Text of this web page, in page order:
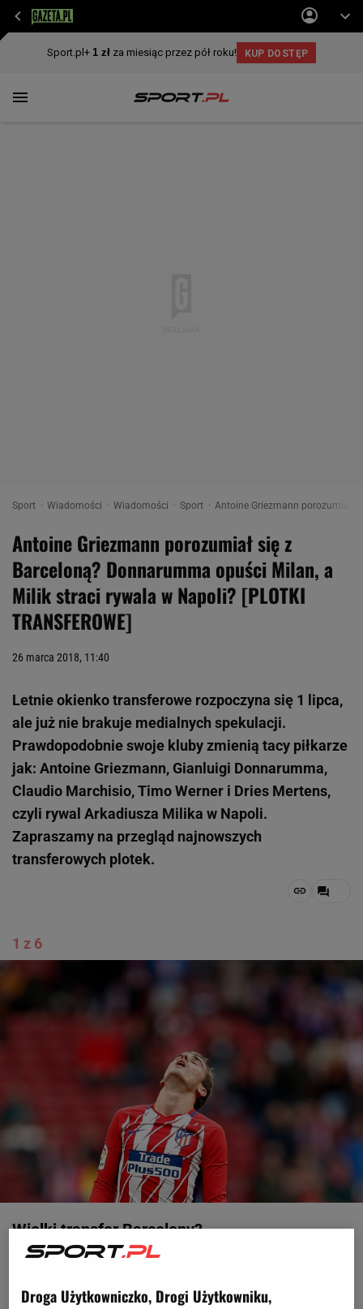
Sport Wiadomości Wiadomości Sport Antoine Griezmann porozumiał
Antoine Griezmann porozumiał się z
Barceloną? Donnarumma opuści Milan, a
Milik straci rywala w Napoli? [PLOTKI
TRANSFEROWE]
26 marca 2018, 11:40
Letnie okienko transferowe rozpoczyna się 1 lipca,
ale już nie brakuje medialnych spekulacji.
Prawdopodobnie swoje kluby zmienią tacy piłkarze
jak: Antoine Griezmann, Gianluigi Donnarumma,
Claudio Marchisio, Timo Werner i Dries Mertens,
czyli rywal Arkadiusza Milika w Napoli.
Zapraszamy na przegląd najnowszych
transferowych plotek.
1 z 6
Wielki transfer Barcelony?
mówi się już od kilkunastu miesięcy. Według informacji
Droga Użytkowniczko, Drogi Użytkowniku,